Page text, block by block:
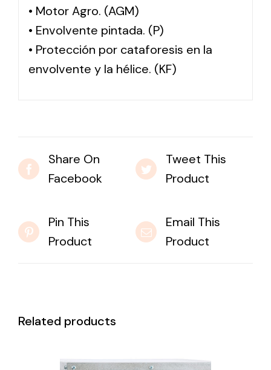
• Motor Agro. (AGM)
• Envolvente pintada. (P)
• Protección por cataforesis en la
envolvente y la hélice. (KF)
Share On
Facebook
Tweet This
Product
Pin This
Product
Email This
Product
Related products